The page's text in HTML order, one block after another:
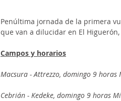
Penúltima jornada de la primera
que van a dilucidar en El
Campos y horarios
Macsura - Attrezzo, domingo 9 horas
Cebrián - Kedeke, domingo 9 horas